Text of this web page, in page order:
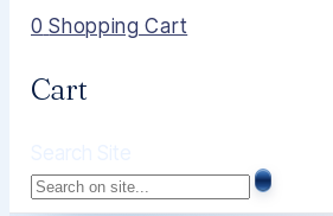
0 Shopping Cart
Cart